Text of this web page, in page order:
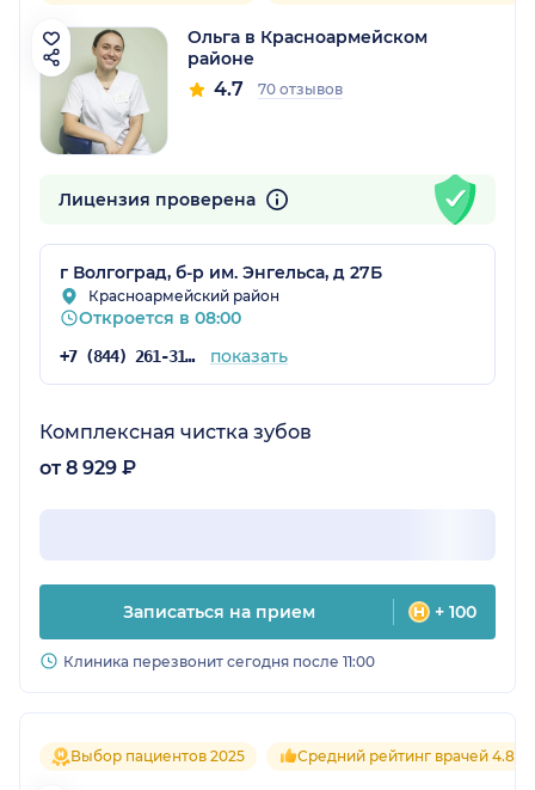
Ольга в Красноармейском
районе
4.7 70 отзывов
Лицензия проверена
г Волгоград, б-р им. Энгельса, д 27Б
Красноармейский район
Откроется в 08:00
+7 (844) 261-31-28 показать
Комплексная чистка зубов
от 8 929 ₽
Записаться на прием + 100
Клиника перезвонит сегодня после 11:00
Выбор пациентов 2025 Средний рейтинг врачей 4.8